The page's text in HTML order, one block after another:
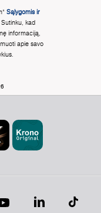
Sąlygomis ir
kad
informaciją,
apie savo